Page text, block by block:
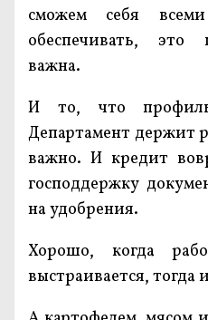
сможем себя всеми
обеспечивать, это
важна.
И то, что
Департамент держит
важно. И кредит
господдержку
на удобрения.
Хорошо, когда
выстраивается, тогда